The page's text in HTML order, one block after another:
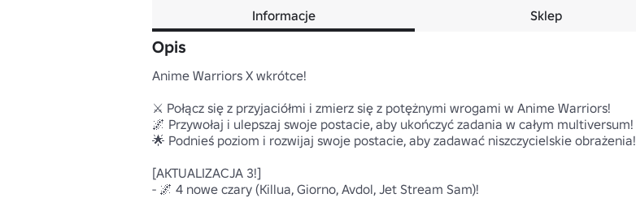
Informacje Sklep
Opis
Anime Warriors X wkrótce!
⚔️ Połącz się z przyjaciółmi i zmierz się z potężnymi wrogami w Anime Warriors!
🌌 Przywołaj i ulepszaj swoje postacie, aby ukończyć zadania w całym multiversum!
🌟 Podnieś poziom i rozwijaj swoje postacie, aby zadawać niszczycielskie obrażenia!
[AKTUALIZACJA 3!]
- 🌌 4 nowe czary (Killua, Giorno, Avdol, Jet Stream Sam)!